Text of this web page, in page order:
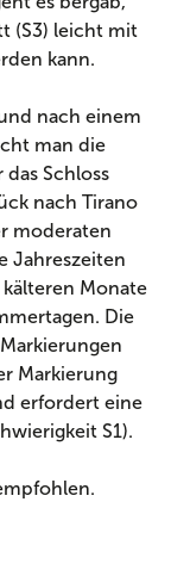
(S3) leicht mit
kann.
nach einem
man die
Schloss
nach Tirano
moderaten
Jahreszeiten
Monate
Die
Markierung
erfordert eine
S1).